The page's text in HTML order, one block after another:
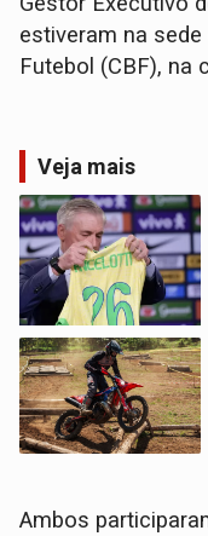
estiveram na
Futebol (CBF), na
Veja mais
Ambos